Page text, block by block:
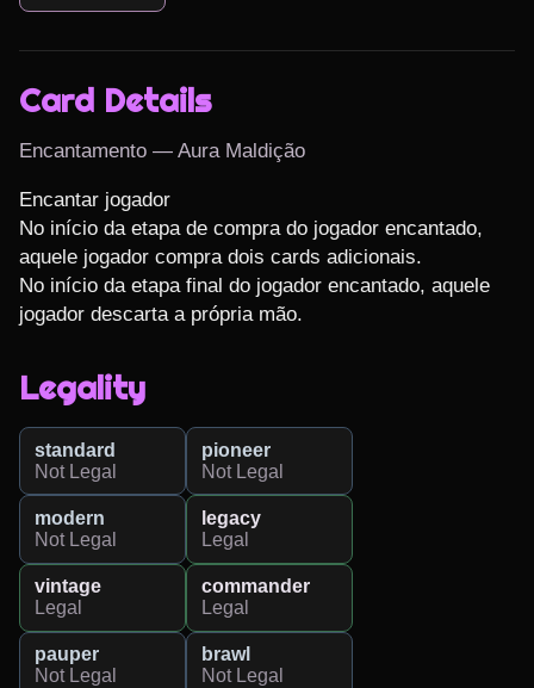
Card Details
Encantamento — Aura Maldição
Encantar jogador
No início da etapa de compra do jogador encantado,
aquele jogador compra dois cards adicionais.
No início da etapa final do jogador encantado, aquele
jogador descarta a própria mão.
Legality
standard
Not Legal
pioneer
Not Legal
modern
Not Legal
legacy
Legal
vintage
Legal
commander
Legal
pauper
Not Legal
brawl
Not Legal